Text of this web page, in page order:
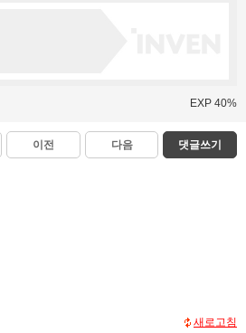
EXP 40%
이전 다음 댓글쓰기
새로고침